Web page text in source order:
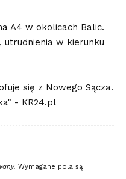
A4 w okolicach Balic.
utrudnienia w kierunku
się z Nowego Sącza.
- KR24.pl
Wymagane pola są